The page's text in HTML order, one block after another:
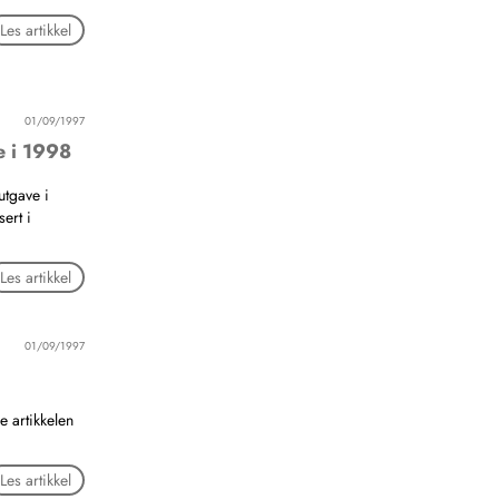
Les artikkel
01/09/1997
i 1998
i
i
Les artikkel
01/09/1997
artikkelen
Les artikkel